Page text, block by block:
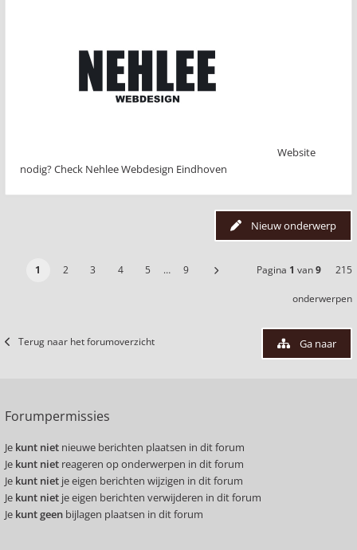
Website
nodig? Check Nehlee Webdesign Eindhoven
Nieuw onderwerp
1 2 3 4 5 … 9 Pagina 1 van9 215
onderwerpen
Terug naar het forumoverzicht Ga naar
Forumpermissies
Je kunt niet nieuwe berichten plaatsen in dit forum
Je kunt niet reageren op onderwerpen in dit forum
Je kunt niet je eigen berichten wijzigen in dit forum
Je kunt niet je eigen berichten verwijderen in dit forum
Je kunt geen bijlagen plaatsen in dit forum